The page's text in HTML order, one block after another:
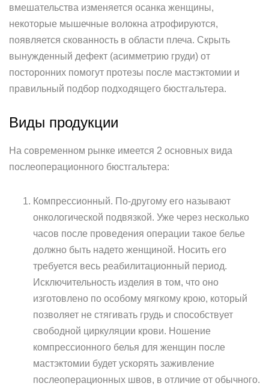
вмешательства изменяется осанка женщины,
некоторые мышечные волокна атрофируются,
появляется скованность в области плеча. Скрыть
вынужденный дефект (асимметрию груди) от
посторонних помогут протезы после мастэктомии и
правильный подбор подходящего бюстгальтера.
Виды продукции
На современном рынке имеется 2 основных вида
послеоперационного бюстгальтера:
Компрессионный. По-другому его называют
онкологической подвязкой. Уже через несколько
часов после проведения операции такое белье
должно быть надето женщиной. Носить его
требуется весь реабилитационный период.
Исключительность изделия в том, что оно
изготовлено по особому мягкому крою, который
позволяет не стягивать грудь и способствует
свободной циркуляции крови. Ношение
компрессионного белья для женщин после
мастэктомии будет ускорять заживление
послеоперационных швов, в отличие от обычного.